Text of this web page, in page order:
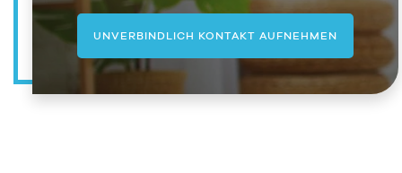
UNVERBINDLICH KONTAKT AUFNEHMEN